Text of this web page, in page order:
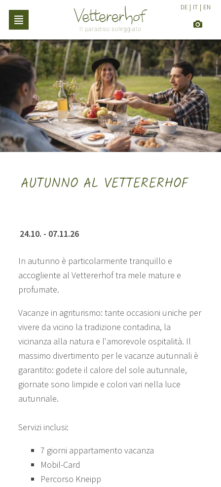
DE | IT | EN
AUTUNNO AL VETTERERHOF
24.10. - 07.11.26
In autunno è particolarmente tranquillo e
accogliente al Vettererhof tra mele mature e
profumate.
Vacanze in agriturismo: tante occasioni uniche per
vivere da vicino la tradizione contadina, la
vicinanza alla natura e l'amorevole ospitalità. Il
massimo divertimento per le vacanze autunnali è
garantito: godete il calore del sole autunnale,
giornate sono limpide e colori vari nella luce
autunnale.
Servizi inclusi:
7 giorni appartamento vacanza
Mobil-Card
Percorso Kneipp